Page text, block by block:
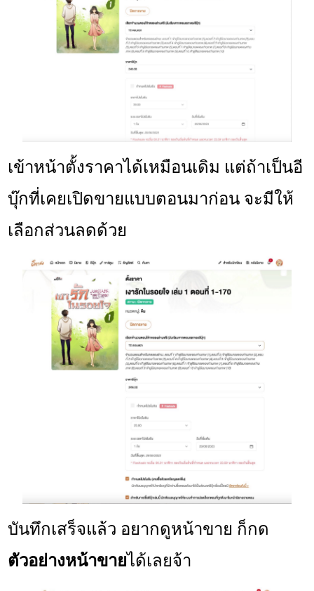
เข้าหน้าตั้งราคาได้เหมือนเดิม แต่ถ้าเป็นอี
บุ๊กที่เคยเปิดขายแบบตอนมาก่อน จะมีให้
เลือกส่วนลดด้วย
บันทึกเสร็จแล้ว อยากดูหน้าขาย ก็กด
ตัวอย่างหน้าขายได้เลยจ้า